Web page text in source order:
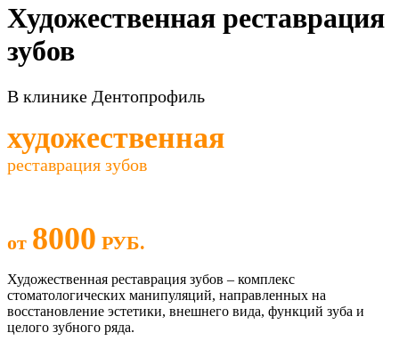
Художественная реставрация
зубов
В клинике Дентопрофиль
художественная
реставрация зубов
от 8000 РУБ.
Художественная реставрация зубов – комплекс
стоматологических манипуляций, направленных на
восстановление эстетики, внешнего вида, функций зуба и
целого зубного ряда.